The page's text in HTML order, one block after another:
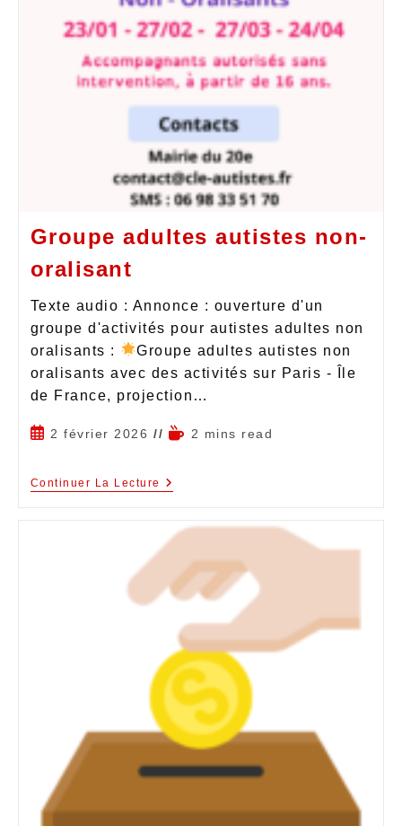
Groupe adultes autistes non-
oralisant
Texte audio : Annonce : ouverture d'un
groupe d'activités pour autistes adultes non
oralisants :
Groupe adultes autistes non
oralisants avec des activités sur Paris - Île
de France, projection…
2 février 2026 2 mins read
Continuer La Lecture